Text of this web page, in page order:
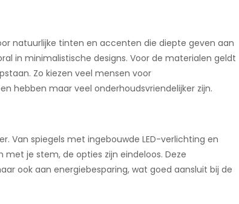
natuurlijke tinten en accenten die diepte geven aan
in minimalistische designs. Voor de materialen geldt
Zo kiezen veel mensen voor
hebben maar veel onderhoudsvriendelijker zijn.
Van spiegels met ingebouwde LED-verlichting en
je stem, de opties zijn eindeloos. Deze
ook aan energiebesparing, wat goed aansluit bij de